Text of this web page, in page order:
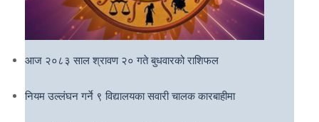
आज २०८३ साल श्रावण २० गते बुधवारको राशिफल
नियम उल्लंघन गर्ने ९ विद्यालयका सवारी चालक कारबाहीमा